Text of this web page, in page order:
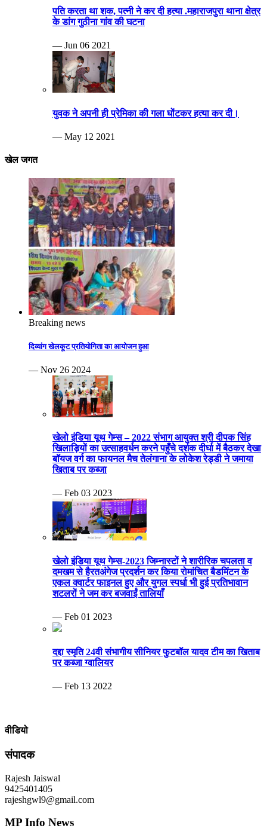
— May 12 2021
Breaking news
दिव्यांग खेलकूट प्रतियोगिता का आयोजन हुआ
— Nov 26 2024
खेलो इंडिया यूथ गेम्स – 2022 संभाग आयुक्त श्री दीपक सिंह
खिलाड़ियों का उत्साहवर्धन करने पहुँचे दर्शक दीर्घा में बैठकर देखा
खिताब पर कब्जा
— Feb 03 2023
खेलो इंडिया यूथ गेम्स-2023 जिम्नास्टों ने शारीरिक चपलता व
दमखम से हैरतअंगेज प्रदर्शन कर किया रोमांचित बैडमिंटन के
एकल क्वार्टर फाइनल हुए और युगल स्पर्धा भी हुई प्रतिभावान
शटलरों ने जम कर बजवाईं तालियाँ
— Feb 01 2023
दद्दा स्मृति 24वी संभागीय सीनियर फुटबॉल यादव टीम का खिताब
पर कब्जा ग्वालियर
— Feb 13 2022
Rajesh Jaiswal
9425401405
Invalid RSS feed URL.
ब्रेकिंग न्यूज़
बेटी की शादी, चोर घर का ताला तोड़ 20 लाख समेट ले गए.ताऊ के घर
से भी बटोरा माल